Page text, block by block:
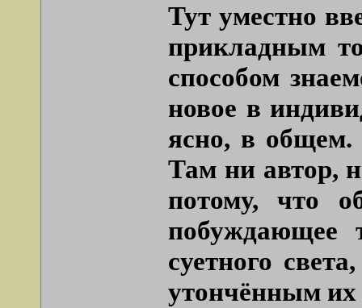
Тут уместно
прикладным
способом
новое в
ясно, в общем.
Там ни автор,
потому, что
побуждающее
суетного
утончённым